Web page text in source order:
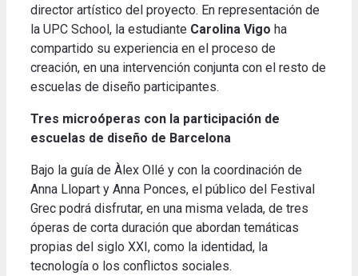
director artístico del proyecto. En representación de
la UPC School, la estudiante Carolina Vigo ha
compartido su experiencia en el proceso de
creación, en una intervención conjunta con el resto de
escuelas de diseño participantes.
Tres microóperas con la participación de
escuelas de diseño de Barcelona
Bajo la guía de Àlex Ollé y con la coordinación de
Anna Llopart y Anna Ponces, el público del Festival
Grec podrá disfrutar, en una misma velada, de tres
óperas de corta duración que abordan temáticas
propias del siglo XXI, como la identidad, la
tecnología o los conflictos sociales.